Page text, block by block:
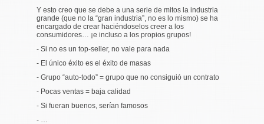
Y esto creo que se debe a una serie de mitos la industria
grande (que no la “gran industria”, no es lo mismo) se ha
encargado de crear haciéndoselos creer a los
consumidores… ¡e incluso a los propios grupos!
- Si no es un top-seller, no vale para nada
- El único éxito es el éxito de masas
- Grupo “auto-todo” = grupo que no consiguió un contrato
- Pocas ventas = baja calidad
- Si fueran buenos, serían famosos
- …